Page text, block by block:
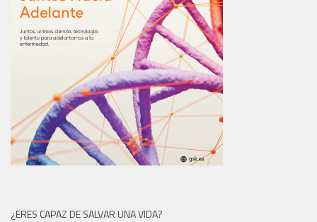
¿ERES CAPAZ DE SALVAR UNA VIDA?